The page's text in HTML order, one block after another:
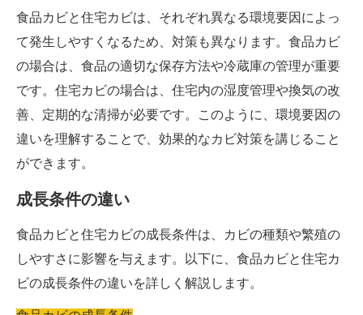
食品カビと住宅カビは、それぞれ異なる環境要因によっ
て発生しやすくなるため、対策も異なります。食品カビ
の場合は、食品の適切な保存方法や冷蔵庫の管理が重要
です。住宅カビの場合は、住宅内の湿度管理や換気の改
善、定期的な清掃が必要です。このように、環境要因の
違いを理解することで、効果的なカビ対策を講じること
ができます。
成長条件の違い
食品カビと住宅カビの成長条件は、カビの種類や繁殖の
しやすさに影響を与えます。以下に、食品カビと住宅カ
ビの成長条件の違いを詳しく解説します。